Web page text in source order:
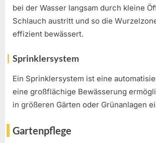
bei der Wasser langsam durch kleine
Schlauch austritt und so die
effizient bewässert.
Sprinklersystem
Ein Sprinklersystem ist eine
eine großflächige Bewässerung
in größeren Gärten oder Grünanlagen
Gartenpflege